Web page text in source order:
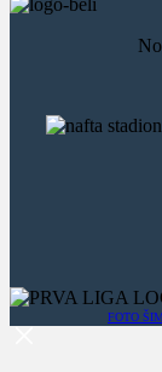
FOTO